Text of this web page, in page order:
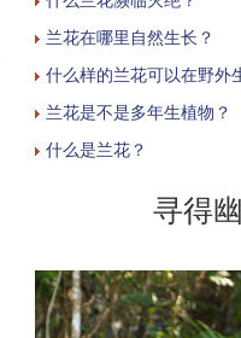
兰花在哪里自然生长？
什么样的兰花可以在野外
兰花是不是多年生植物？
什么是兰花？
寻得